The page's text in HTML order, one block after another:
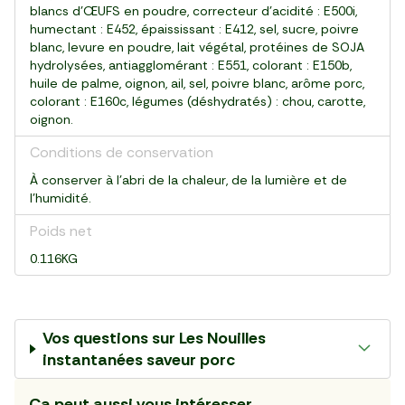
blancs d’ŒUFS en poudre, correcteur d’acidité : E500i,
humectant : E452, épaississant : E412, sel, sucre, poivre
blanc, levure en poudre, lait végétal, protéines de SOJA
hydrolysées, antiagglomérant : E551, colorant : E150b,
huile de palme, oignon, ail, sel, poivre blanc, arôme porc,
colorant : E160c, légumes (déshydratés) : chou, carotte,
oignon.
Conditions de conservation
À conserver à l'abri de la chaleur, de la lumière et de
l'humidité.
Poids net
0.116KG
Vos questions sur Les Nouilles
instantanées saveur porc